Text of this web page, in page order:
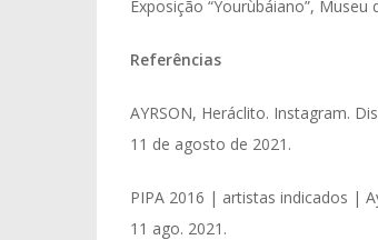
Exposição “Yourùbáiano”,
Referências
AYRSON, Heráclito. Instagram.
11 de agosto de 2021.
PIPA 2016 | artistas indicados |
11 ago. 2021.